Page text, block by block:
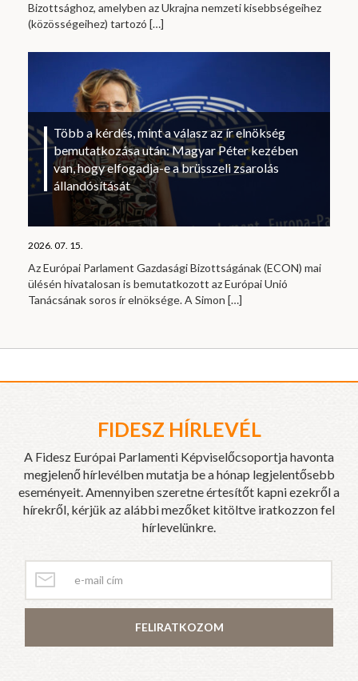
Bizottsághoz, amelyben az Ukrajna nemzeti kisebbségeihez
(közösségeihez) tartozó […]
Több a kérdés, mint a válasz az ír elnökség
bemutatkozása után: Magyar Péter kezében
van, hogy elfogadja-e a brüsszeli zsarolás
állandósítását
2026. 07. 15.
Az Európai Parlament Gazdasági Bizottságának (ECON) mai
ülésén hivatalosan is bemutatkozott az Európai Unió
Tanácsának soros ír elnöksége. A Simon […]
FIDESZ HÍRLEVÉL
A Fidesz Európai Parlamenti Képviselőcsoportja havonta
megjelenő hírlevélben mutatja be a hónap legjelentősebb
eseményeit. Amennyiben szeretne értesítőt kapni ezekről a
hírekről, kérjük az alábbi mezőket kitöltve iratkozzon fel
hírlevelünkre.
FELIRATKOZOM